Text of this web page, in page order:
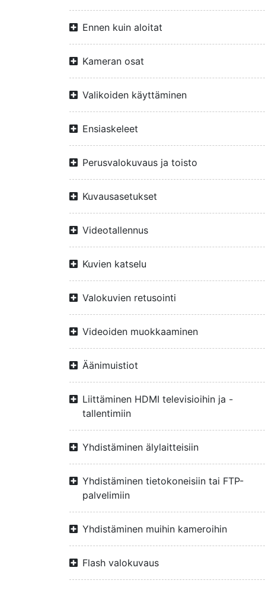
Ennen kuin aloitat
Kameran osat
Valikoiden käyttäminen
Ensiaskeleet
Perusvalokuvaus ja toisto
Kuvausasetukset
Videotallennus
Kuvien katselu
Valokuvien retusointi
Videoiden muokkaaminen
Äänimuistiot
Liittäminen HDMI televisioihin ja -
tallentimiin
Yhdistäminen älylaitteisiin
Yhdistäminen tietokoneisiin tai FTP-
palvelimiin
Yhdistäminen muihin kameroihin
Flash valokuvaus